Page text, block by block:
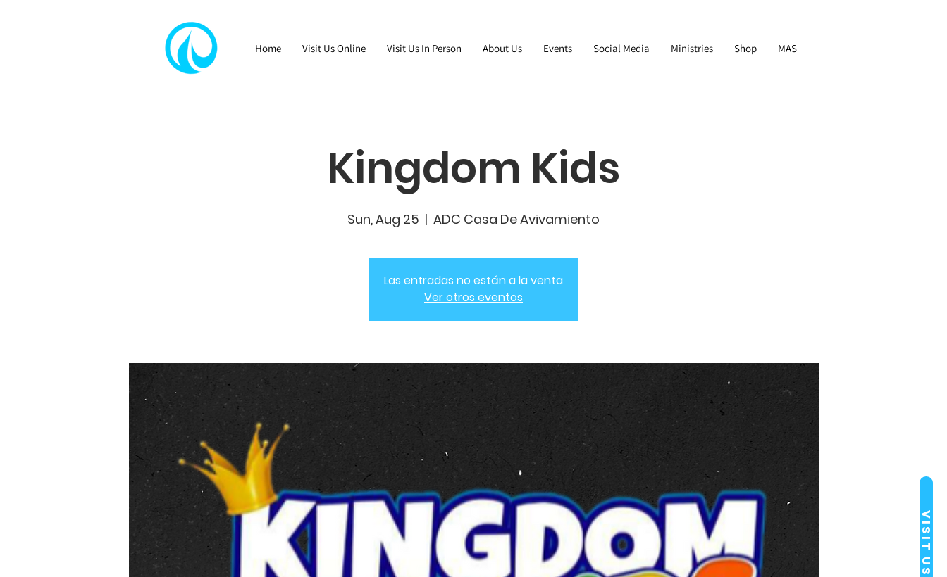
Home Visit Us Online Visit Us In Person About Us Events Social Media Ministries Shop MAS
Visit Us
Kingdom Kids
Sun, Aug 25
  |
ADC Casa De Avivamiento
Las entradas no están a la venta
Ver otros eventos